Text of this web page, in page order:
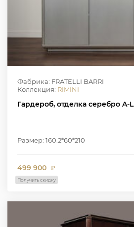
Фабрика: FRATELLI BARRI
Коллекция: RIMINI
Гардероб, отделка серебро A-L
Размер: 160.2*60*210
499 900 ₽
Получить скидку